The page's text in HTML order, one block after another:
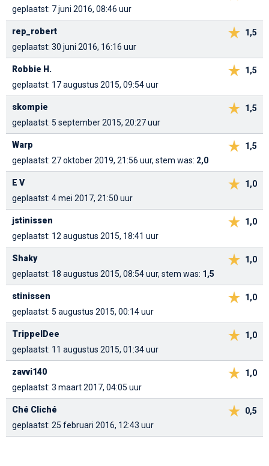
geplaatst: 7 juni 2016, 08:46 uur
1,5
rep_robert
geplaatst: 30 juni 2016, 16:16 uur
1,5
Robbie H.
geplaatst: 17 augustus 2015, 09:54 uur
1,5
skompie
geplaatst: 5 september 2015, 20:27 uur
1,5
Warp
geplaatst: 27 oktober 2019, 21:56 uur, stem was: 2,0
1,0
E V
geplaatst: 4 mei 2017, 21:50 uur
1,0
jstinissen
geplaatst: 12 augustus 2015, 18:41 uur
1,0
Shaky
geplaatst: 18 augustus 2015, 08:54 uur, stem was: 1,5
1,0
stinissen
geplaatst: 5 augustus 2015, 00:14 uur
1,0
TrippelDee
geplaatst: 11 augustus 2015, 01:34 uur
1,0
zavvi140
geplaatst: 3 maart 2017, 04:05 uur
0,5
Ché Cliché
geplaatst: 25 februari 2016, 12:43 uur